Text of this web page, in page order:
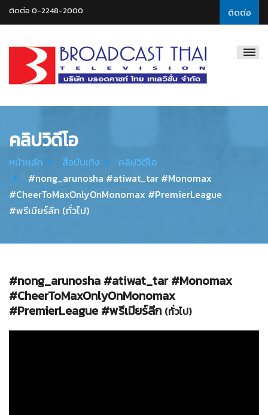
ติดต่อ
ติดต่อ 0-2248-2000
Thai
คลิปวิดีโอ
หน้าหลัก สื่อบันเทิง
คลิปวิดีโอ
#nong_arunosha #atiwat_tar #Monomax
#CheerToMaxOnlyOnMonomax #PremierLeague
#พรีเมียร์ลีก (ทั่วไป)
#nong_arunosha #atiwat_tar #Monomax
#CheerToMaxOnlyOnMonomax
#PremierLeague #พรีเมียร์ลีก (ทั่วไป)